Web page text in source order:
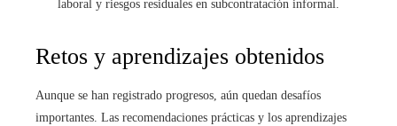
laboral y riesgos residuales en subcontratación informal.
Retos y aprendizajes obtenidos
Aunque se han registrado progresos, aún quedan desafíos
importantes. Las recomendaciones prácticas y los aprendizajes